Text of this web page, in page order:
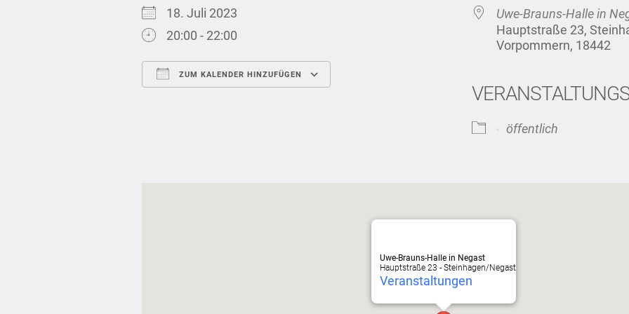
18. Juli 2023
20:00 - 22:00
ZUM KALENDER HINZUFÜGEN
iCalendar
Uwe-Brauns-Halle in
Hauptstraße 23,
Vorpommern, 18442
öffentlich
Uwe-Brauns-Halle in Negast
Hauptstraße 23 - Steinhagen/Negast
Veranstaltungen